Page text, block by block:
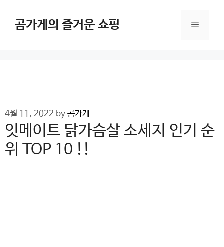
content곰가게의 즐거운 쇼핑 Menu
4월 11, 2022 by 곰가게
잇메이트 닭가슴살 소세지 인기 순
위 TOP 10 !!